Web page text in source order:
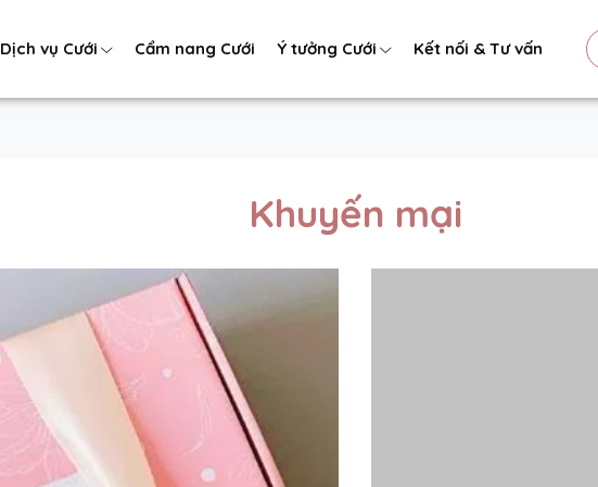
Dịch vụ Cưới Cẩm nang Cưới Ý tưởng Cưới Kết nối & Tư vấn
Khuyến mại